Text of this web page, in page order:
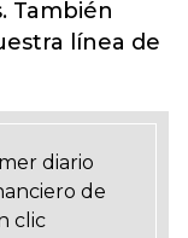
También
línea de
diario
de
clic